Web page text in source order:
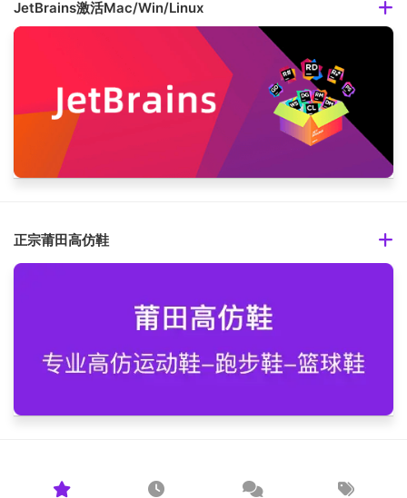
JetBrains激活Mac/Win/Linux
正宗莆田高仿鞋